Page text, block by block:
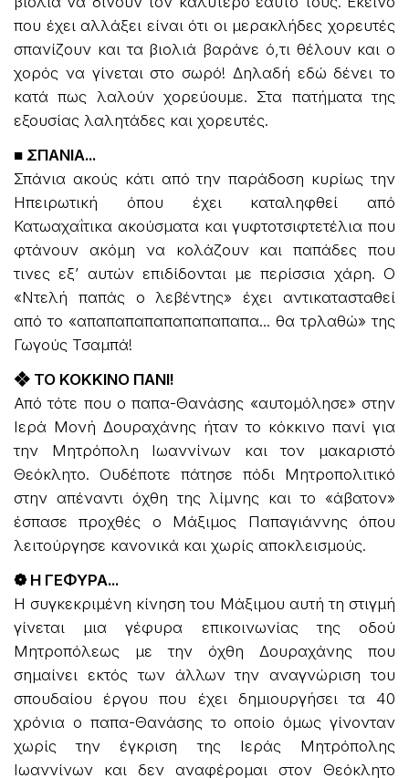
που έχει αλλάξει είναι ότι οι μερακλήδες χορευτές
σπανίζουν και τα βιολιά βαράνε ό,τι θέλουν και ο
χορός να γίνεται στο σωρό! Δηλαδή εδώ δένει το
κατά πως λαλούν χορεύουμε. Στα πατήματα της
εξουσίας λαλητάδες και χορευτές.
■ ΣΠΑΝΙΑ...
Σπάνια ακούς κάτι από την παράδοση κυρίως την
Ηπειρωτική όπου έχει καταληφθεί από
Κατωαχαΐτικα ακούσματα και γυφτοτσιφτετέλια που
φτάνουν ακόμη να κολάζουν και παπάδες που
τινες εξ’ αυτών επιδίδονται με περίσσια χάρη. Ο
«Ντελή παπάς ο λεβέντης» έχει αντικατασταθεί
από το «απαπαπαπαπαπαπαπαπα... θα τρλαθώ» της
Γωγούς Τσαμπά!
❖ ΤΟ ΚΟΚΚΙΝΟ ΠΑΝΙ!
Από τότε που ο παπα-Θανάσης «αυτομόλησε» στην
Ιερά Μονή Δουραχάνης ήταν το κόκκινο πανί για
την Μητρόπολη Ιωαννίνων και τον μακαριστό
Θεόκλητο. Ουδέποτε πάτησε πόδι Μητροπολιτικό
στην απέναντι όχθη της λίμνης και το «άβατον»
έσπασε προχθές ο Μάξιμος Παπαγιάννης όπου
λειτούργησε κανονικά και χωρίς αποκλεισμούς.
❁ Η ΓΕΦΥΡΑ...
Η συγκεκριμένη κίνηση του Μάξιμου αυτή τη στιγμή
γίνεται μια γέφυρα επικοινωνίας της οδού
Μητροπόλεως με την όχθη Δουραχάνης που
σημαίνει εκτός των άλλων την αναγνώριση του
σπουδαίου έργου που έχει δημιουργήσει τα 40
χρόνια ο παπα-Θανάσης το οποίο όμως γίνονταν
χωρίς την έγκριση της Ιεράς Μητρόπολης
Ιωαννίνων και δεν αναφέρομαι στον Θεόκλητο